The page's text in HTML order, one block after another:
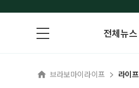
전체뉴스
브라보마이라이프 라이프